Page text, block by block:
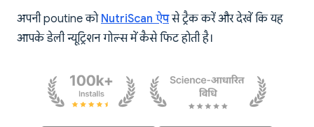
अपनी poutine को NutriScan ऐपसे ट्रैक करें और देखें कि यह
आपके डेली न्यूट्रिशन गोल्स में कैसे फिट होती है।